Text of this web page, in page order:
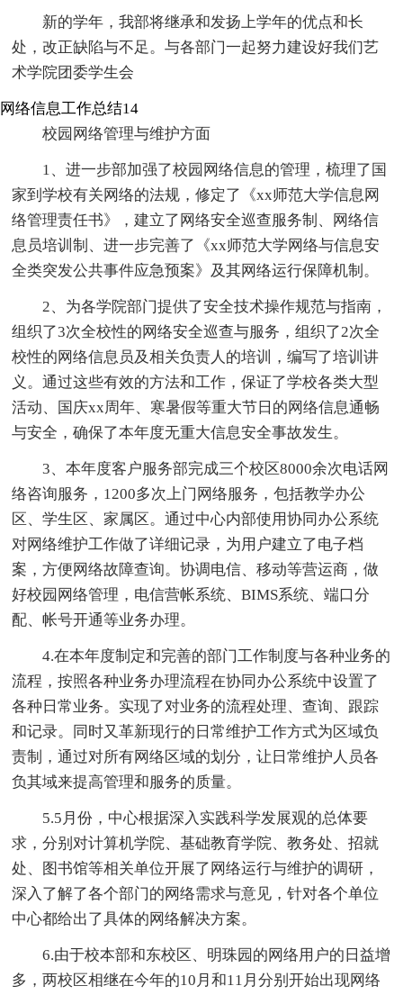
新的学年，我部将继承和发扬上学年的优点和长
处，改正缺陷与不足。与各部门一起努力建设好我们艺
术学院团委学生会
网络信息工作总结14
校园网络管理与维护方面
1、进一步部加强了校园网络信息的管理，梳理了国
家到学校有关网络的法规，修定了《xx师范大学信息网
络管理责任书》，建立了网络安全巡查服务制、网络信
息员培训制、进一步完善了《xx师范大学网络与信息安
全类突发公共事件应急预案》及其网络运行保障机制。
2、为各学院部门提供了安全技术操作规范与指南，
组织了3次全校性的网络安全巡查与服务，组织了2次全
校性的网络信息员及相关负责人的培训，编写了培训讲
义。通过这些有效的方法和工作，保证了学校各类大型
活动、国庆xx周年、寒暑假等重大节日的网络信息通畅
与安全，确保了本年度无重大信息安全事故发生。
3、本年度客户服务部完成三个校区8000余次电话网
络咨询服务，1200多次上门网络服务，包括教学办公
区、学生区、家属区。通过中心内部使用协同办公系统
对网络维护工作做了详细记录，为用户建立了电子档
案，方便网络故障查询。协调电信、移动等营运商，做
好校园网络管理，电信营帐系统、BIMS系统、端口分
配、帐号开通等业务办理。
4.在本年度制定和完善的部门工作制度与各种业务的
流程，按照各种业务办理流程在协同办公系统中设置了
各种日常业务。实现了对业务的流程处理、查询、跟踪
和记录。同时又革新现行的日常维护工作方式为区域负
责制，通过对所有网络区域的划分，让日常维护人员各
负其域来提高管理和服务的质量。
5.5月份，中心根据深入实践科学发展观的总体要
求，分别对计算机学院、基础教育学院、教务处、招就
处、图书馆等相关单位开展了网络运行与维护的调研，
深入了解了各个部门的网络需求与意见，针对各个单位
中心都给出了具体的网络解决方案。
6.由于校本部和东校区、明珠园的网络用户的日益增
多，两校区相继在今年的10月和11月分别开始出现网络